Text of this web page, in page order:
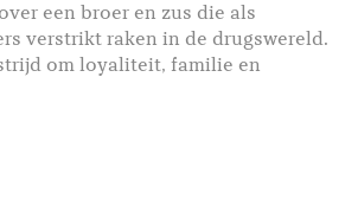
een broer en zus die als
verstrikt raken in de drugswereld.
om loyaliteit, familie en